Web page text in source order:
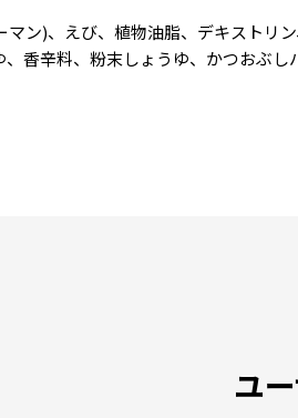
ン)、えび、植物油脂、デキストリ
香辛料、粉末しょうゆ、かつおぶ
ユ